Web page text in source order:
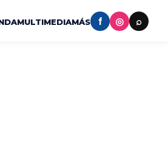
MULTIMEDIAMÁS f ◎ ⌕